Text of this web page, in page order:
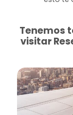
Tenemos
visitar